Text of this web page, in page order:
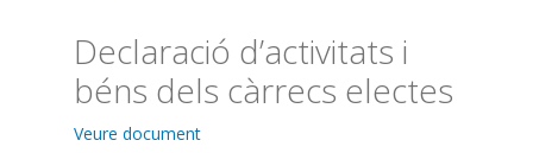
Declaració d’activitats i
béns dels càrrecs electes
Veure document